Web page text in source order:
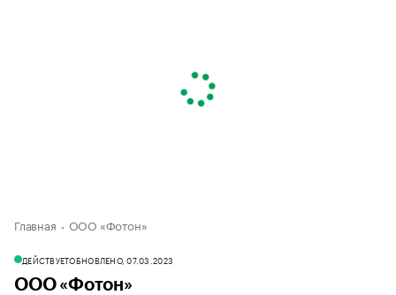
Главная ООО «Фотон»
ДЕЙСТВУЕТОБНОВЛЕНО, 07.03.2023
ООО «Фотон»